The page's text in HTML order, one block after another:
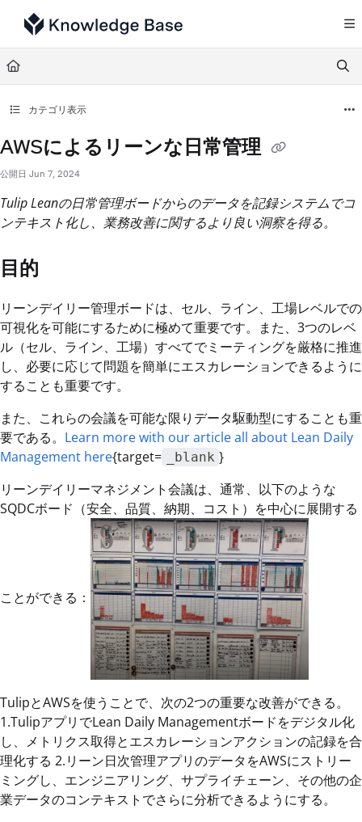
Documentation Index
Fetch the complete documentation index at:
Use this file to discover all available pages before exploring further.
カテゴリ表示
AWSによるリーンな日常管理
公開日 Jun 7, 2024
Tulip Leanの日常管理ボードからのデータを記録システムでコ
ンテキスト化し、業務改善に関するより良い洞察を得る。
目的
リーンデイリー管理ボードは、セル、ライン、工場レベルでの
可視化を可能にするために極めて重要です。また、3つのレベ
ル（セル、ライン、工場）すべてでミーティングを厳格に推進
し、必要に応じて問題を簡単にエスカレーションできるように
することも重要です。
また、これらの会議を可能な限りデータ駆動型にすることも重
要である。 Learn more with our article all about Lean Daily
Management here{target= _blank }
リーンデイリーマネジメント会議は、通常、以下のような
SQDCボード（安全、品質、納期、コスト）を中心に展開する
ことができる：
TulipとAWSを使うことで、次の2つの重要な改善ができる。
1.TulipアプリでLean Daily Managementボードをデジタル化
し、メトリクス取得とエスカレーションアクションの記録を合
理化する 2.リーン日次管理アプリのデータをAWSにストリー
ミングし、エンジニアリング、サプライチェーン、その他の企
業データのコンテキストでさらに分析できるようにする。